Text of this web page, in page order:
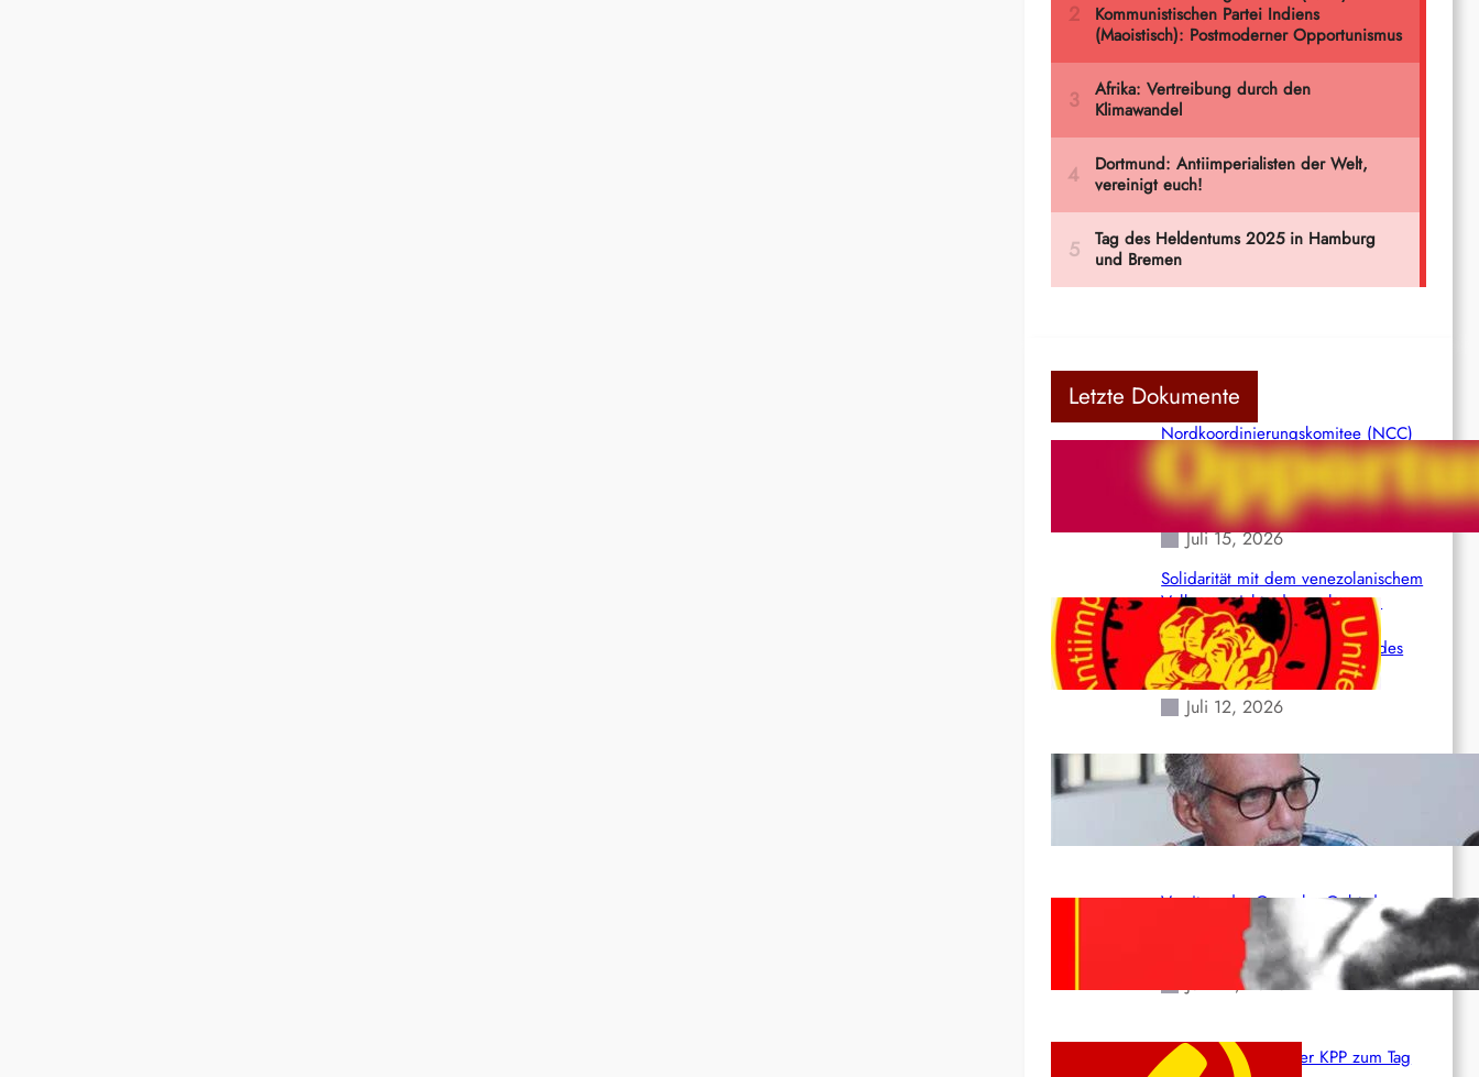
Letzte Dokumente
Nordkoordinierungskomitee (NCC)
der Kommunistischen Partei Indiens
(Maoistisch): Postmoderner
Opportunismus
Juli 15, 2026
Solidarität mit dem venezolanischem
Volk angesichts der verlorenen
Leben und der katastrophalen
Situation durch die Erdbeben des
24. Juni!
Juli 12, 2026
Indien: „Die Politik der Kapitulation“
von K. Murali (Ajith)
Juli 1, 2026
Vorsitzender Gonzalo: Gebt das
Leben für die Partei und die
Revolution!
Juni 19, 2026
Beschluss des ZK der KPP zum Tag